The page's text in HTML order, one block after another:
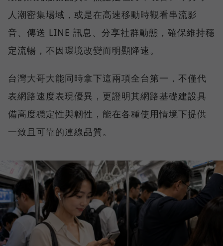
人潮密集場域，或是在高速移動時觀看串流影
音、傳送 LINE 訊息、分享社群動態，確保維持穩
定流暢，不因環境改變而明顯降速。
台灣大哥大能同時拿下這兩項全台第一，不僅代
表網路速度表現優異，更證明其網路基礎建設具
備高度穩定性與韌性，能在各種使用情境下提供
一致且可靠的連線品質。